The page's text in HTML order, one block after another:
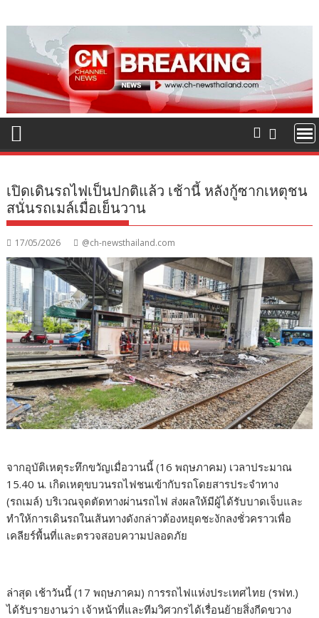
to
content
เปิดเดินรถไฟเป็นปกติแล้ว เช้านี้ หลังกู้ซากเหตุชน
สนั่นรถเมล์เมื่อเย็นวาน
17/05/2026 @ch-newsthailand.com
จากอุบัติเหตุระทึกขวัญเมื่อวานนี้ (16 พฤษภาคม) เวลาประมาณ
15.40 น. เกิดเหตุขบวนรถไฟชนเข้ากับรถโดยสารประจำทาง
(รถเมล์) บริเวณจุดตัดทางผ่านรถไฟ ส่งผลให้มีผู้ได้รับบาดเจ็บและ
ทำให้การเดินรถในเส้นทางดังกล่าวต้องหยุดชะงักลงชั่วคราวเพื่อ
เคลียร์พื้นที่และตรวจสอบความปลอดภัย
ล่าสุด เช้าวันนี้ (17 พฤษภาคม) การรถไฟแห่งประเทศไทย (รฟท.)
ได้รับรายงานว่า เจ้าหน้าที่และทีมวิศวกรได้เรื่อนย้ายสิ่งกีดขวาง